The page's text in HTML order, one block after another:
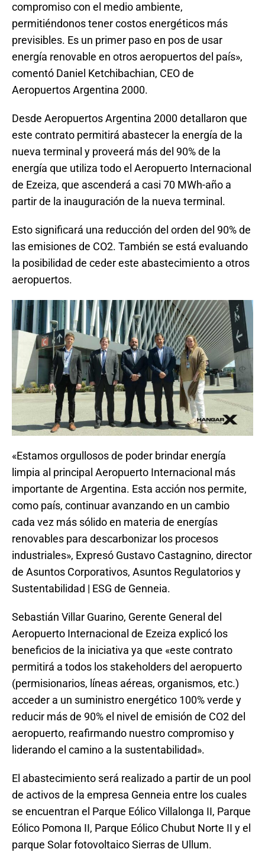
compromiso con el medio ambiente,
permitiéndonos tener costos energéticos más
previsibles. Es un primer paso en pos de usar
energía renovable en otros aeropuertos del país»,
comentó Daniel Ketchibachian, CEO de
Aeropuertos Argentina 2000.
Desde Aeropuertos Argentina 2000 detallaron que
este contrato permitirá abastecer la energía de la
nueva terminal y proveerá más del 90% de la
energía que utiliza todo el Aeropuerto Internacional
de Ezeiza, que ascenderá a casi 70 MWh-año a
partir de la inauguración de la nueva terminal.
Esto significará una reducción del orden del 90% de
las emisiones de CO2. También se está evaluando
la posibilidad de ceder este abastecimiento a otros
aeropuertos.
«Estamos orgullosos de poder brindar energía
limpia al principal Aeropuerto Internacional más
importante de Argentina. Esta acción nos permite,
como país, continuar avanzando en un cambio
cada vez más sólido en materia de energías
renovables para descarbonizar los procesos
industriales», Expresó Gustavo Castagnino, director
de Asuntos Corporativos, Asuntos Regulatorios y
Sustentabilidad | ESG de Genneia.
Sebastián Villar Guarino, Gerente General del
Aeropuerto Internacional de Ezeiza explicó los
beneficios de la iniciativa ya que «este contrato
permitirá a todos los stakeholders del aeropuerto
(permisionarios, líneas aéreas, organismos, etc.)
acceder a un suministro energético 100% verde y
reducir más de 90% el nivel de emisión de CO2 del
aeropuerto, reafirmando nuestro compromiso y
liderando el camino a la sustentabilidad».
El abastecimiento será realizado a partir de un pool
de activos de la empresa Genneia entre los cuales
se encuentran el Parque Eólico Villalonga II, Parque
Eólico Pomona II, Parque Eólico Chubut Norte II y el
parque Solar fotovoltaico Sierras de Ullum.